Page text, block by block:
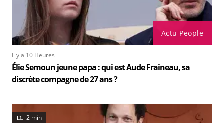
Actu People
Il y a 10 Heures
Élie Semoun jeune papa : qui est Aude Fraineau, sa
discrète compagne de 27 ans ?
2 min